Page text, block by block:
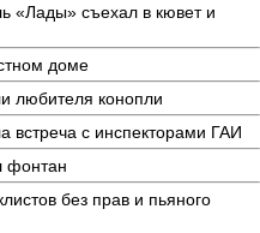
«Лады» съехал в кювет и
доме
любителя конопли
встреча с инспекторами ГАИ
фонтан
без прав и пьяного